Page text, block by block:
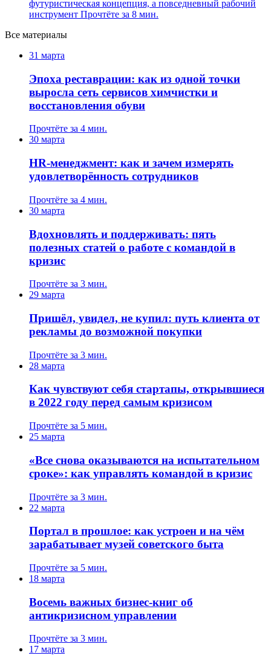
футуристическая концепция, а повседневный рабочий
инструмент Прочтёте за 8 мин.
Все материалы
31 марта
Эпоха реставрации: как из одной точки
выросла сеть сервисов химчистки и
восстановления обуви
Прочтёте за 4 мин.
30 марта
HR-менеджмент: как и зачем измерять
удовлетворённость сотрудников
Прочтёте за 4 мин.
30 марта
Вдохновлять и поддерживать: пять
полезных статей о работе с командой в
кризис
Прочтёте за 3 мин.
29 марта
Пришёл, увидел, не купил: путь клиента от
рекламы до возможной покупки
Прочтёте за 3 мин.
28 марта
Как чувствуют себя стартапы, открывшиеся
в 2022 году перед самым кризисом
Прочтёте за 5 мин.
25 марта
«Все снова оказываются на испытательном
сроке»: как управлять командой в кризис
Прочтёте за 3 мин.
22 марта
Портал в прошлое: как устроен и на чём
зарабатывает музей советского быта
Прочтёте за 5 мин.
18 марта
Восемь важных бизнес-книг об
антикризисном управлении
Прочтёте за 3 мин.
17 марта